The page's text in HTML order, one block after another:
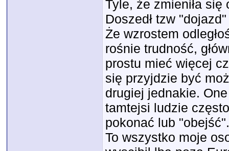
Tyle, że zmieniła
Doszedł tzw
Że wzrostem
rośnie trudność,
prostu mieć więcej
się przyjdzie być
drugiej jednakie.
tamtejsi ludzie
pokonać lub "obejść".
To wszystko moje